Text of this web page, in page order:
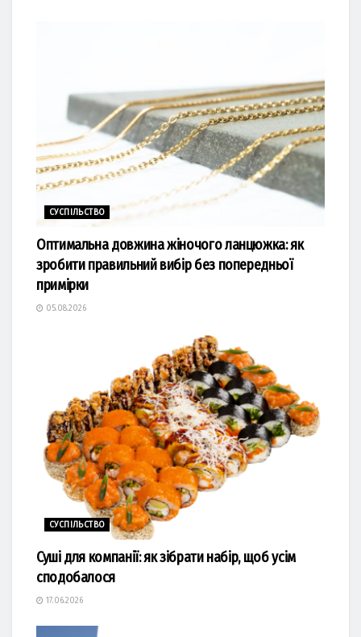
СУСПІЛЬСТВО
Оптимальна довжина жіночого ланцюжка: як
зробити правильний вибір без попередньої
примірки
05.08.2026
СУСПІЛЬСТВО
Суші для компанії: як зібрати набір, щоб усім
сподобалося
17.06.2026